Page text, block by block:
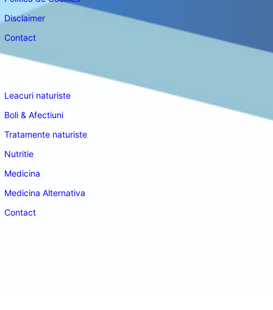
Disclaimer
Contact
Leacuri naturiste
Boli & Afectiuni
Tratamente naturiste
Nutritie
Medicina
Medicina Alternativa
Contact